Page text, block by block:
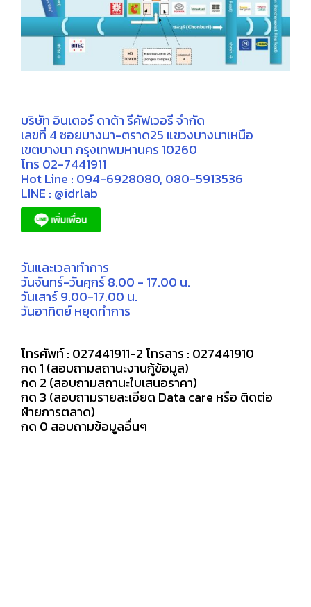
บริษัท อินเตอร์ ดาต้า รีคัฟเวอรี จำกัด
เลขที่ 4 ซอยบางนา-ตราด25 แขวงบางนาเหนือ
เขตบางนา กรุงเทพมหานคร 10260
โทร 02-7441911
Hot Line : 094-6928080, 080-5913536
LINE : @idrlab
วันและเวลาทำการ
วันจันทร์-วันศุกร์ 8.00 - 17.00 น.
วันเสาร์ 9.00-17.00 น.
วันอาทิตย์ หยุดทำการ
โทรศัพท์ : 027441911-2 โทรสาร : 027441910
กด 1 (สอบถามสถานะงานกู้ข้อมูล)
กด 2 (สอบถามสถานะใบเสนอราคา)
กด 3 (สอบถามรายละเอียด Data care หรือ ติดต่อ
ฝ่ายการตลาด)
กด 0 สอบถามข้อมูลอื่นๆ